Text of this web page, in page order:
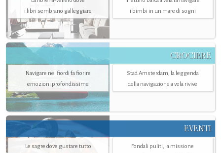
i libri sembrano galleggiare
i bimbi in un mare di sogni
CROCIERE
Navigare nei fiordi fa fiorire
emozioni profondissime
Stad Amsterdam, la leggenda
della navigazione a vela rivive
EVENTI
Le sagre dove gustare tutto
Fondali puliti, la missione